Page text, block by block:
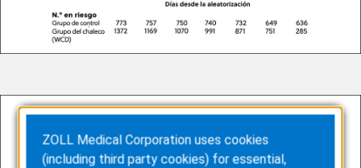
ZOLL Medical Corporation uses cookies
(including third party cookies) for essential,